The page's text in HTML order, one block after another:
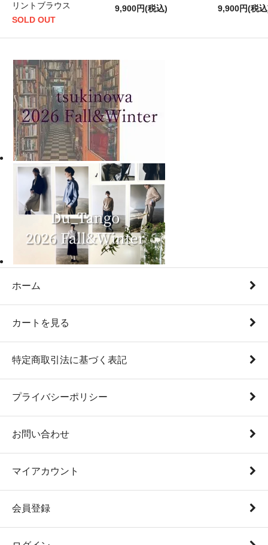
リントブラウス
SOLD OUT
9,900円(税込)
9,900円(税
ホーム
カートを見る
特定商取引法に基づく表記
プライバシーポリシー
お問い合わせ
マイアカウント
会員登録